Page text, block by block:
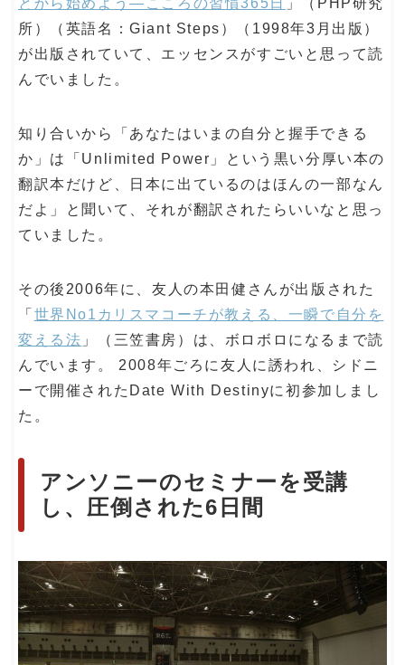
とから始めよう―こころの習慣365日
」（PHP研究
所）（英語名：Giant Steps）（1998年3月出版）
が出版されていて、エッセンスがすごいと思って読
んでいました。
知り合いから「あなたはいまの自分と握手できる
か」は「Unlimited Power」という黒い分厚い本の
翻訳本だけど、日本に出ているのはほんの一部なん
だよ」と聞いて、それが翻訳されたらいいなと思っ
ていました。
その後2006年に、友人の本田健さんが出版された
「 世界No1カリスマコーチが教える、一瞬で自分を
変える法 」（三笠書房）は、ボロボロになるまで読
んでいます。 2008年ごろに友人に誘われ、シドニ
ーで開催されたDate With Destinyに初参加しまし
た。
アンソニーのセミナーを受講
し、圧倒された6日間